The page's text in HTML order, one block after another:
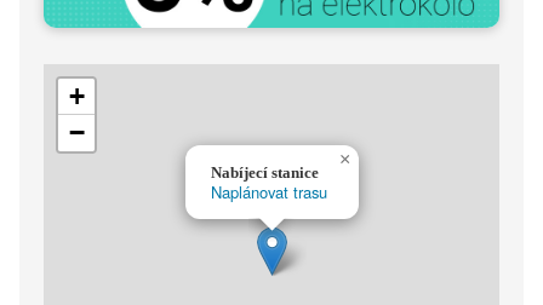
Nabíjecí stanice
Naplánovat trasu
×
+
−